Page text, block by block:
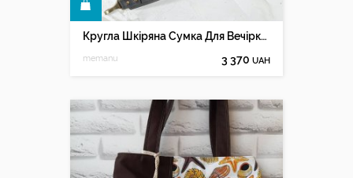
Кругла Шкіряна Сумка Для Вечірки Створення Адама
memanu 3 370 UAH